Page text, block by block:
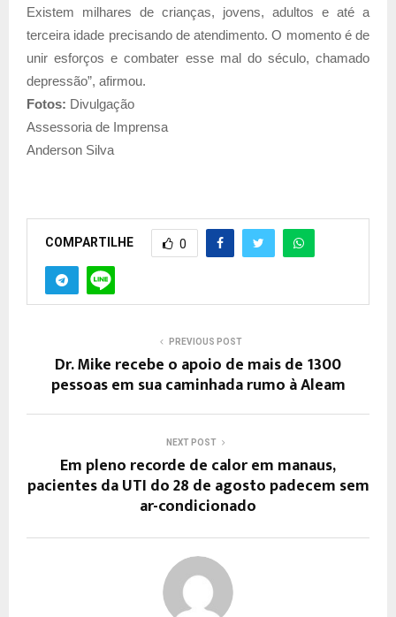
Existem milhares de crianças, jovens, adultos e até a
terceira idade precisando de atendimento. O momento é de
unir esforços e combater esse mal do século, chamado
depressão”, afirmou.
Fotos: Divulgação
Assessoria de Imprensa
Anderson Silva
COMPARTILHE 0
PREVIOUS POST
Dr. Mike recebe o apoio de mais de 1300
pessoas em sua caminhada rumo à Aleam
NEXT POST
Em pleno recorde de calor em manaus,
pacientes da UTI do 28 de agosto padecem sem
ar-condicionado